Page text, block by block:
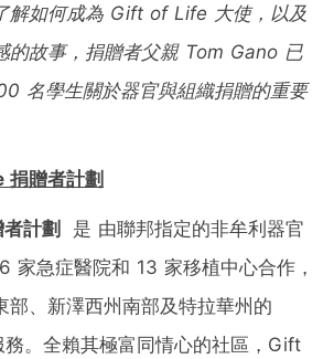
解如何成為 Gift of Life 大使，以及
的故事，捐贈者父親 Tom Gano 已
名學生關於器官與組織捐贈的重要
捐贈者計劃
計劃
是 由聯邦指定的非牟利器官
家急症醫院和 13 家移植中心合作，
部、新澤西州南部及特拉華州的
務。全賴其極富同情心的社區，Gift